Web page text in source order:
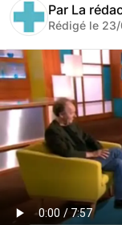
Par La
Rédigé le